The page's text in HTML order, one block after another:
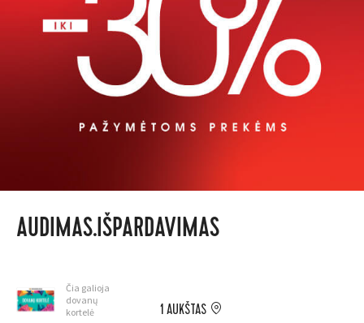
AUDIMAS.IŠPARDAVIMAS
Čia galioja
dovanų
kortelė
1 AUKŠTAS